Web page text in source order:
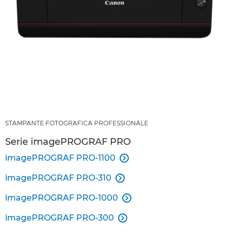
STAMPANTE FOTOGRAFICA PROFESSIONALE
Serie imagePROGRAF PRO
imagePROGRAF PRO-1100 
imagePROGRAF PRO-310 
imagePROGRAF PRO-1000 
imagePROGRAF PRO-300 